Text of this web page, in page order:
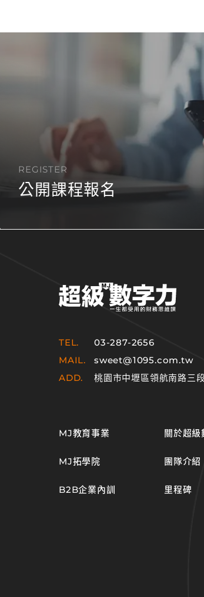
REGISTER
公開課程報名
TEL.
03-287-2656
MAIL.
sweet@1095.com.tw
ADD.
桃園市中壢區領航南路三
MJ教育事業
MJ拓學院
B2B企業內訓
關於超級
團隊介紹
里程碑